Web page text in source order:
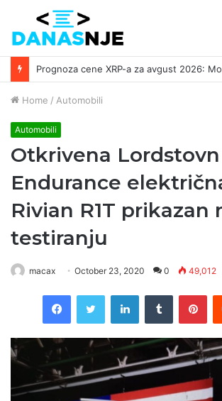
Home / Automobili
Automobili
Otkrivena Lordstovn
Endurance
Rivian R1T prikazan
testiranju
macax October 23, 2020 0 49,012
FacebookTwitter LinkedInTumblr